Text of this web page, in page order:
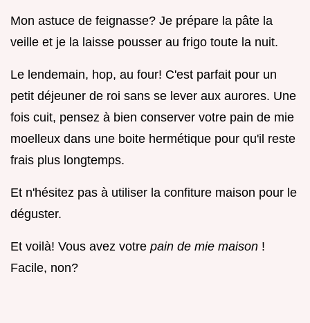
Mon astuce de feignasse? Je prépare la pâte la
veille et je la laisse pousser au frigo toute la nuit.
Le lendemain, hop, au four! C'est parfait pour un
petit déjeuner de roi sans se lever aux aurores. Une
fois cuit, pensez à bien conserver votre pain de mie
moelleux dans une boite hermétique pour qu'il reste
frais plus longtemps.
Et n'hésitez pas à utiliser la confiture maison pour le
déguster.
Et voilà! Vous avez votre pain de mie maison !
Facile, non?